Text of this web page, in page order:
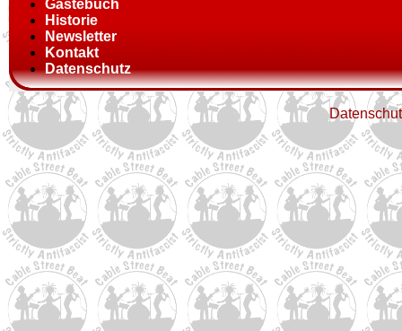
Gästebuch
Historie
Newsletter
Kontakt
Datenschutz